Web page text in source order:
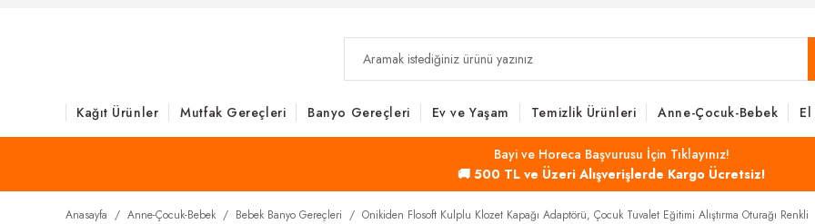
Kağıt Ürünler Mutfak Gereçleri Banyo Gereçleri Ev ve Yaşam Temizlik Ürünleri Anne-Çocuk-Bebek
Bayi ve Horeca Başvurusu İçin Tıklayınız!
🚚 500 TL ve Üzeri Alışverişlerde Kargo Ücretsiz!
Anasayfa Anne-Çocuk-Bebek Bebek Banyo Gereçleri Onikiden Flosoft Kulplu Klozet Kapağı Adaptörü, Çocuk Tuvalet Eğitimi Alıştırma Oturağı Renkli